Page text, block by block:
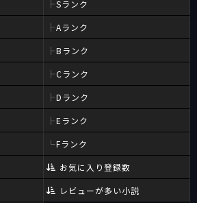
Sランク
Aランク
Bランク
Cランク
Dランク
Eランク
Fランク
お気に入り登録数
レビューが多い小説